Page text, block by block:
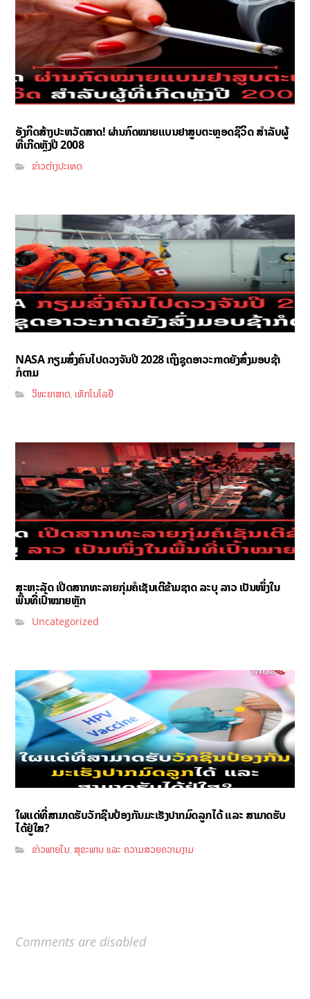
ອັງກິດສ້າງປະຫວັດສາດ! ຜ່ານກົດໝາຍແບນຢາສູບຕະຫຼອດຊີວິດ ສຳລັບຜູ້
ທີ່ເກີດຫຼັງປີ 2008
ຂ່າວຕ່າງປະເທດ
NASA ກຽມສົ່ງຄົນໄປດວງຈັນປີ 2028 ເຖິງຊຸດອາວະກາດຍັງສົ່ງມອບຊ້າ
ກໍຕາມ
ວິທະຍາສາດ,ເທັກໂນໂລຢີ
ສະຫະລັດ ເປີດສາກທະລາຍກຸ່ມຄໍເຊັນເຕີຂ້າມຊາດ ລະບຸ ລາວ ເປັນໜຶ່ງໃນ
ພື້ນທີ່ເປົ້າໝາຍຫຼັກ
Uncategorized
ໃຜແດ່ທີ່ສາມາດຮັບວັກຊີນປ້ອງກັນມະເຮັງປາກມົດລູກໄດ້ ແລະ ສາມາດຮັບ
ໄດ້ຢູ່ໃສ?
ຂ່າວພາຍໃນ,ສຸຂະພາບ ແລະ ຄວາມສວຍຄວາມງາມ
Comments are disabled